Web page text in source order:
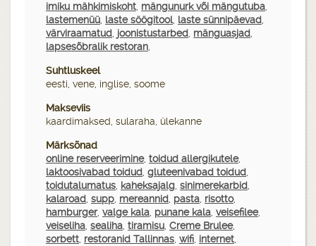
imiku mähkimiskoht, mängunurk või mängutuba,
lastemenüü, laste söögitool, laste sünnipäevad,
värviraamatud, joonistustarbed, mänguasjad,
lapsesõbralik restoran,
Suhtluskeel
eesti, vene, inglise, soome
Makseviis
kaardimaksed, sularaha, ülekanne
Märksõnad
online reserveerimine, toidud allergikutele,
laktoosivabad toidud, gluteenivabad toidud,
toidutalumatus, kaheksajalg, sinimerekarbid,
kalaroad, supp, mereannid, pasta, risotto,
hamburger, valge kala, punane kala, veisefilee,
veiseliha, sealiha, tiramisu, Creme Brulee,
sorbett, restoranid Tallinnas, wifi, internet,